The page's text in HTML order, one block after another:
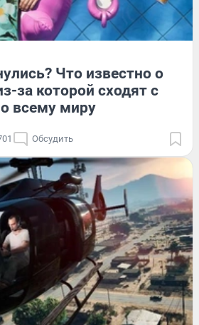
Что известно о
за которой сходят с
всему миру
Обсудить